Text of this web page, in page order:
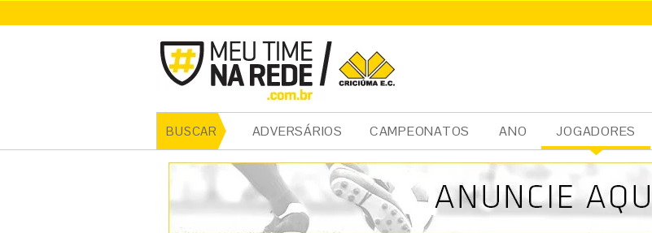
BUSCAR ADVERSÁRIOS CAMPEONATOS ANO JOGADORES
cia
l